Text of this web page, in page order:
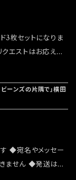
」後になります
3枚セットになりま
エストはお応えで
ショップでのご注文
4イベント「大感
ーンズの片隅で」横田
◆宛名やメッセー
ません ◆発送はラ